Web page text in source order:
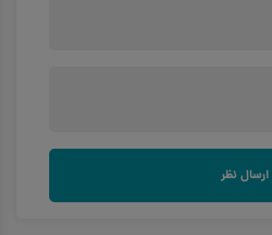
ارسال نظر